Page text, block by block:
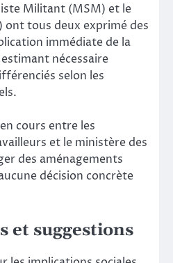
Militant (MSM) et le
ont tous deux exprimé des
immédiate de la
nécessaire
selon les
cours entre les
et le ministère des
des aménagements
décision concrète
et suggestions